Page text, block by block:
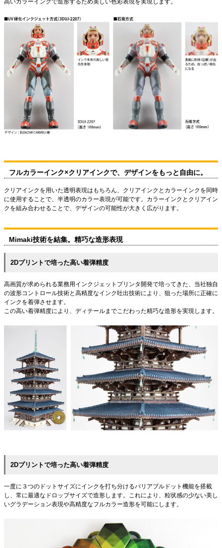
高いカラーインクで造形するため美しい色彩表現を実現します。
フルカラーインク×クリアインクで、デザインをもっと自由に。
クリアインクを用いた透明表現はもちろん、クリアインクとカラーインクを同時
に使用することで、半透明のカラー表現が可能です。カラーインクとクリアイン
クを組み合わせることで、デザインの可能性が大きく広がります。
Mimaki技術を結集。精巧な造形表現
2Dプリントで培った高い着弾精度
高画質が求められる業務用インクジェットプリンタ開発で培ってきた、当社独自
の波形コントロール技術と高精度なインク吐出技術により、狙った場所に正確に
インクを着弾させます。
この高い着弾精度により、ディテールまでこだわった精巧な造形を実現します。
2Dプリントで培った高い着弾精度
一度に３つのドットサイズにインクを打ち分けるバリアブルドット機能を搭載
し、常に最適なドロップサイズで造形します。これにより、粒状感の少ない美し
いグラデーション表現や高精度なフルカラー造形を可能にします。